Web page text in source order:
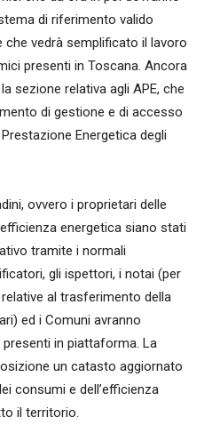
di riferimento valido
che vedrà semplificato il lavoro
presenti in Toscana. Ancora
sezione relativa agli APE, che
di gestione e di accesso
Energetica degli
ovvero i proprietari delle
energetica siano stati
tramite i normali
gli ispettori, i notai (per
al trasferimento della
ed i Comuni avranno
in piattaforma. La
un catasto aggiornato
consumi e dell’efficienza
il territorio.